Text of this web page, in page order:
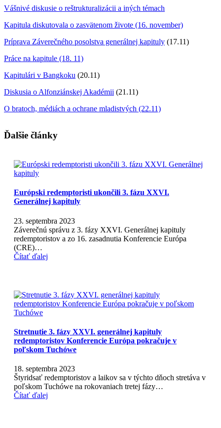
Vášnivé diskusie o reštrukturalizácii a iných témach
Kapitula diskutovala o zasvätenom živote (16. november)
Príprava Záverečného posolstva generálnej kapituly (17.11)
Práce na kapitule (18. 11)
Kapitulári v Bangkoku (20.11)
Diskusia o Alfonziánskej Akadémii (21.11)
O bratoch, médiách a ochrane mladistvých (22.11)
Ďalšie články
Európski redemptoristi ukončili 3. fázu XXVI.
Generálnej kapituly
23. septembra 2023
Záverečnú správu z 3. fázy XXVI. Generálnej kapituly
redemptoristov a zo 16. zasadnutia Konferencie Európa
(CRE)…
Čítať ďalej
Stretnutie 3. fázy XXVI. generálnej kapituly
redemptoristov Konferencie Európa pokračuje v
poľskom Tuchówe
18. septembra 2023
Štyridsať redemptoristov a laikov sa v týchto dňoch stretáva v
poľskom Tuchówe na rokovaniach tretej fázy…
Čítať ďalej